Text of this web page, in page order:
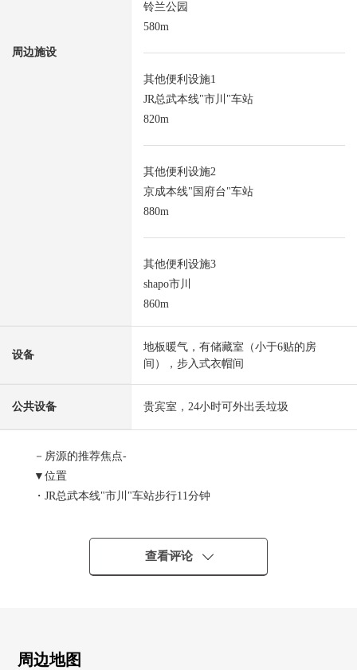
周边施设
铃兰公园
580m
其他便利设施1
JR总武本线"市川"车站
820m
其他便利设施2
京成本线"国府台"车站
880m
其他便利设施3
shapo市川
860m
设备
地板暖气，有储藏室（小于6贴的房
间），步入式衣帽间
公共设备 贵宾室，24小时可外出丢垃圾
－房源的推荐焦点-
▼位置
・JR总武本线"市川"车站步行11分钟
・三井不动产株式会社、王子不动产株式会社开发并分售
・在房源周围，商业设施充实
查看评论
周边地图